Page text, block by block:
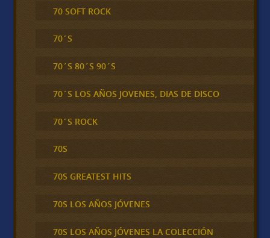
70 SOFT ROCK
70´S
70´S 80´S 90´S
70´S LOS AÑOS JOVENES, DIAS DE DISCO
70´S ROCK
70S
70S GREATEST HITS
70S LOS AÑOS JÓVENES
70S LOS AÑOS JÓVENES LA COLECCIÓN